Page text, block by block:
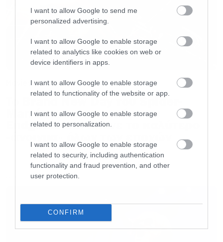
I want to allow Google to send me
personalized advertising.
I want to allow Google to enable storage
related to analytics like cookies on web or
device identifiers in apps.
I want to allow Google to enable storage
related to functionality of the website or app.
I want to allow Google to enable storage
related to personalization.
I want to allow Google to enable storage
related to security, including authentication
functionality and fraud prevention, and other
user protection.
CONFIRM
Movies
Το Brand New Day του Spider-
Man έσπασε το ρεκόρ του
Endgame και έκανε το καλύτερο